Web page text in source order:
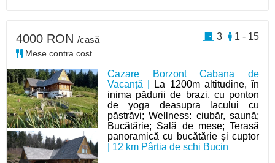
Cazare Borzont Cabana de
Vacanță |
La 1200m altitudine, în
inima pădurii de brazi, cu ponton
de yoga deasupra lacului cu
păstrăvi; Wellness: ciubăr, saună;
Bucătărie; Sală de mese; Terasă
panoramică cu bucătărie și cuptor
| 12 km Pârtia de schi Bucin
4000 RON /casă
Mese contra cost
1 - 15
3